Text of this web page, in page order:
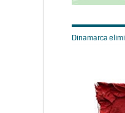
Dinamarca